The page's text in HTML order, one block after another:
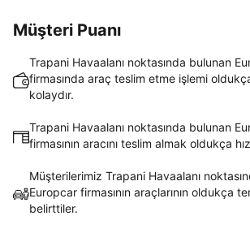
Müşteri Puanı
Trapani Havaalanı noktasında bulunan
firmasında araç teslim etme işlemi
kolaydır.
Trapani Havaalanı noktasında bulunan
firmasının aracını teslim almak oldukça
Müşterilerimiz Trapani Havaalanı
Europcar firmasının araçlarının oldukça
belirttiler.